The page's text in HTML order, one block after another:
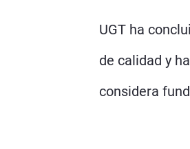
UGT ha
de calidad y
considera